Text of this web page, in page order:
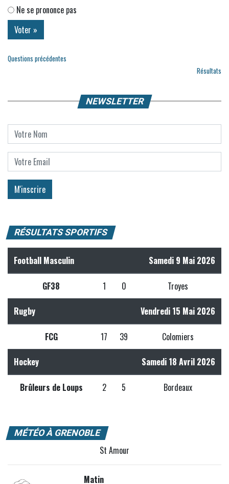
Ne se prononce pas
Questions précédentes
Résultats
NEWSLETTER
RÉSULTATS SPORTIFS
Football Masculin Samedi 9 Mai 2026
GF38 1 0 Troyes
Rugby Vendredi 15 Mai 2026
FCG 17 39 Colomiers
Hockey Samedi 18 Avril 2026
Brûleurs de Loups 2 5 Bordeaux
MÉTÉO À GRENOBLE
St Amour
Matin